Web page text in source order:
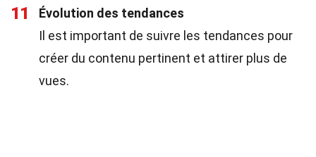
11
Évolution des tendances
Il est important de suivre les tendances pour
créer du contenu pertinent et attirer plus de
vues.